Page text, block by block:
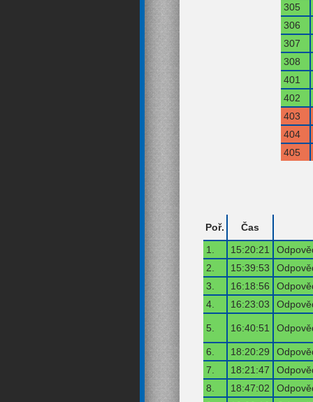
305
306
307
308
401
402
403
404
405
Poř.
Čas
1.
15:20:21
2.
15:39:53
3.
16:18:56
4.
16:23:03
5. 16:40:51
6. 18:20:29
7.
18:21:47
8.
18:47:02